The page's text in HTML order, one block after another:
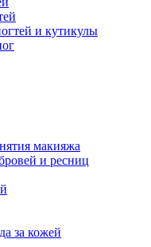
и кутикулы
макияжа
и ресниц
за кожей